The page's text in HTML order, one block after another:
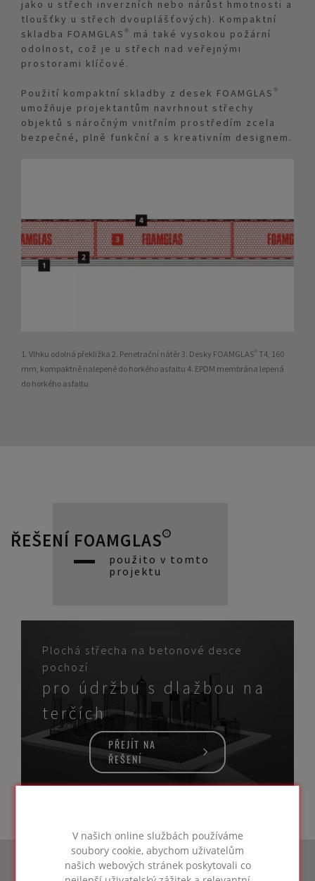
V našich online službách používáme
soubory cookie, abychom uživatelům
našich webových stránek poskytovali co
jako u střech inverzních nebo nárůst hmotnosti a
tloušťky u střech dvouplášťových). Kompaktní
skladba FOAMGLAS® má také vysokou požární
odolnost, což je u střech nad veřejnými
prostorami klíčové.
Použití kompaktní skladby z desek FOAMGLAS®
umožňuje projektantům navrhnout střechy
objektů s náročným vnitřním prostředím zcela
bezpečné, plně funkční a s kreativním designem.
1. Vlhku odolná překližka 2. Penetrační nátěr 3. Desky FOAMGLAS® T4, 160
mm, kompaktně nalepené do horkého asfaltu 4. EPDM membrána lepená
do horkého asfaltu
ŘEŠENÍ FOAMGLAS®
použito v tomto
projektu
Plochá střecha na betonové desce
pochozí
pro údržbu s dlažbou na
terčích
PŘEJÍT NA
ŘEŠENÍ